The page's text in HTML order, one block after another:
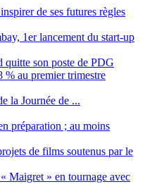
de ses futures règles
1er lancement du start-up
quitte son poste de PDG
% au premier trimestre
la Journée de ...
préparation ; au moins
de films soutenus par le
Maigret » en tournage avec